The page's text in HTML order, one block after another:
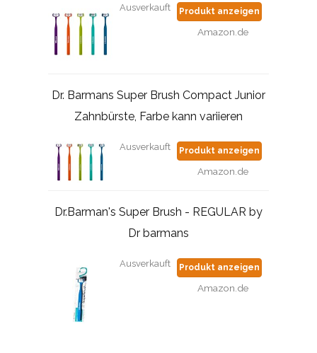
Ausverkauft Produkt anzeigen
Amazon.de
Dr. Barmans Super Brush Compact Junior
Zahnbürste, Farbe kann variieren
Ausverkauft Produkt anzeigen
Amazon.de
Dr.Barman's Super Brush - REGULAR by
Dr barmans
Ausverkauft Produkt anzeigen
Amazon.de